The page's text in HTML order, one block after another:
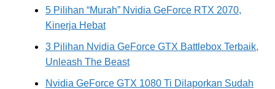
5 Pilihan “Murah” Nvidia GeForce RTX 2070,
Kinerja Hebat
3 Pilihan Nvidia GeForce GTX Battlebox Terbaik,
Unleash The Beast
Nvidia GeForce GTX 1080 Ti Dilaporkan Sudah